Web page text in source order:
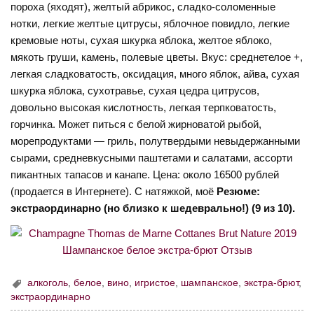
пороха (яходят), желтый абрикос, сладко-соломенные
нотки, легкие желтые цитрусы, яблочное повидло, легкие
кремовые ноты, сухая шкурка яблока, желтое яблоко,
мякоть груши, камень, полевые цветы. Вкус: среднетелое +,
легкая сладковатость, оксидация, много яблок, айва, сухая
шкурка яблока, сухотравье, сухая цедра цитрусов,
довольно высокая кислотность, легкая терпковатость,
горчинка. Может питься с белой жирноватой рыбой,
морепродуктами — гриль, полутвердыми невыдержанными
сырами, средневкусными паштетами и салатами, ассорти
пикантных тапасов и канапе. Цена: около 16500 рублей
(продается в Интернете). С натяжкой, моё Резюме:
экстраординарно (но близко к шедеврально!) (9 из 10).
алкоголь ,белое вино игристое шампанское ,экстра-брют,
экстраординарно